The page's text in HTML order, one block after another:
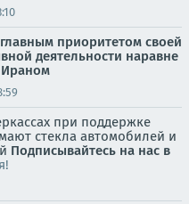
приоритетом своей
деятельности наравне
Ираном
при поддержке
стекла автомобилей и
Подписывайтесь на нас в